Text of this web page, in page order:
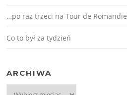
…po raz trzeci na Tour de Romandie
Co to był za tydzień
ARCHIWA